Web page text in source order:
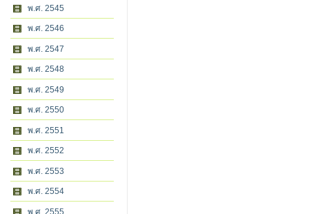
พ.ศ. 2545
พ.ศ. 2546
พ.ศ. 2547
พ.ศ. 2548
พ.ศ. 2549
พ.ศ. 2550
พ.ศ. 2551
พ.ศ. 2552
พ.ศ. 2553
พ.ศ. 2554
พ.ศ. 2555